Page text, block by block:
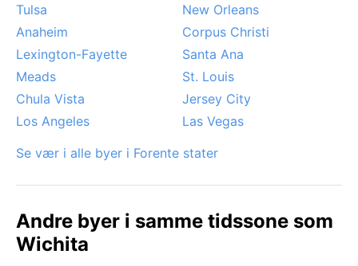
Tulsa
New Orleans
Anaheim
Corpus Christi
Lexington-Fayette
Santa Ana
Meads
St. Louis
Chula Vista
Jersey City
Los Angeles
Las Vegas
Se vær i alle byer i Forente stater
Andre byer i samme tidssone som
Wichita